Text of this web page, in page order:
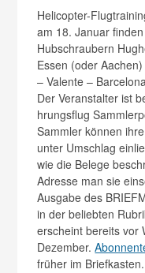
Helicopter-
am 18. Januar
Hubschraubern
Essen (oder
– Valente –
Der Veranstalter ist
hrungsflug
Sammler können
unter Umschlag
wie die Belege
Adresse man sie
Ausgabe des
in der beliebten
erscheint bereits vor
Dezember.
früher im Briefkasten.